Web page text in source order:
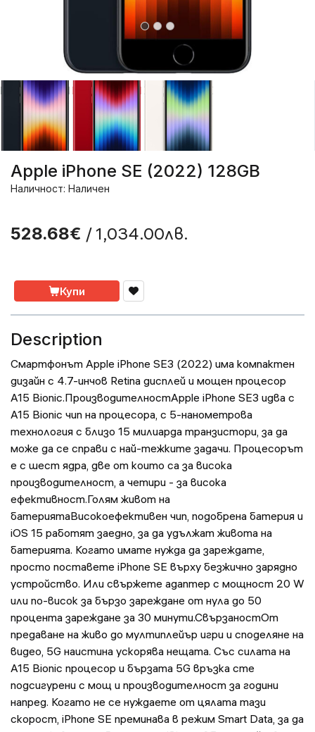
Apple iPhone SE (2022) 128GB
Наличност: Наличен
528.68€ / 1,034.00лв.
Купи
Description
Смартфонът Apple iPhone SE3 (2022) има компактен
дизайн с 4.7-инчов Retina дисплей и мощен процесор
A15 Bionic.ПроизводителностApple iPhone SE3 идва с
A15 Bionic чип на процесора, с 5-нанометрова
технология с близо 15 милиарда транзистори, за да
може да се справи с най-тежките задачи. Процесорът
е с шест ядра, две от които са за висока
производителност, а четири - за висока
ефективност.Голям живот на
батериятаВисокоефективен чип, подобрена батерия и
iOS 15 работят заедно, за да удължат живота на
батерията. Когато имате нужда да зареждате,
просто поставете iPhone SE върху безжично зарядно
устройство. Или свържете адаптер с мощност 20 W
или по-висок за бързо зареждане от нула до 50
процента зареждане за 30 минути.СвързаностОт
предаване на живо до мултиплейър игри и споделяне на
видео, 5G наистина ускорява нещата. Със силата на
A15 Bionic процесор и бързата 5G връзка сте
подсигурени с мощ и производителност за години
напред. Когато не се нуждаете от цялата тази
скорост, iPhone SE преминава в режим Smart Data, за да